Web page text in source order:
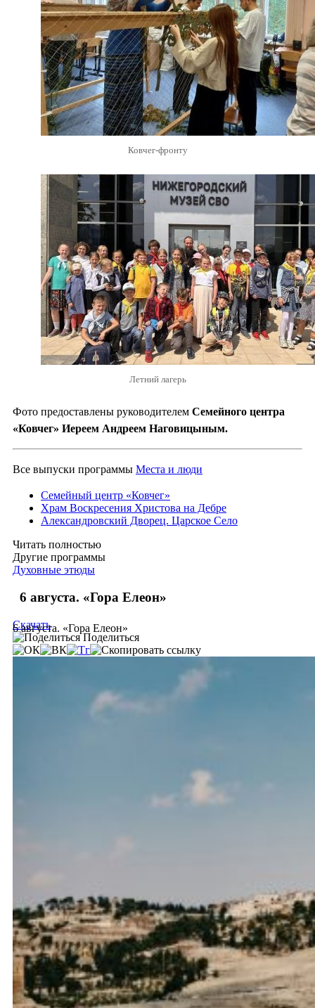
Ковчег-фронту
Летний лагерь
Фото предоставлены руководителем Семейного центра
«Ковчег» Иереем Андреем Наговицыным.
Все выпуски программы Места и люди
Семейный центр «Ковчег»
Храм Воскресения Христова на Дебре
Александровский Дворец. Царское Село
Читать полностью
Другие программы
Духовные этюды
6 августа. «Гора Елеон»
6 августа. «Гора Елеон»
Скачать
Поделиться